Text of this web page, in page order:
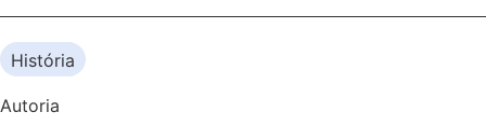
História
Autoria